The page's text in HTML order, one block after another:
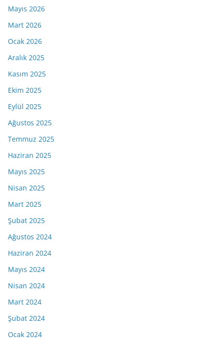
Mayıs 2026
Mart 2026
Ocak 2026
Aralık 2025
Kasım 2025
Ekim 2025
Eylül 2025
Ağustos 2025
Temmuz 2025
Haziran 2025
Mayıs 2025
Nisan 2025
Mart 2025
Şubat 2025
Ağustos 2024
Haziran 2024
Mayıs 2024
Nisan 2024
Mart 2024
Şubat 2024
Ocak 2024